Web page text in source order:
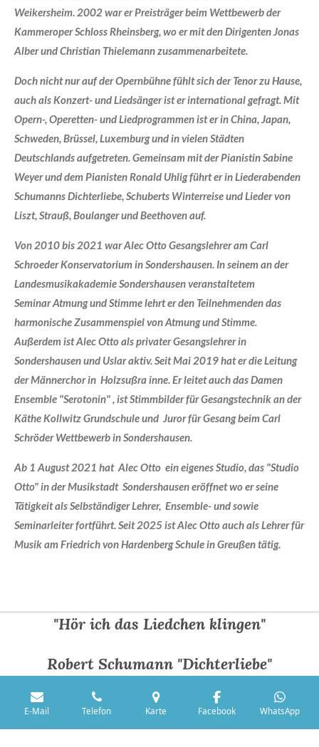
Weikersheim. 2002 war er Preisträger beim Wettbewerb der
Kammeroper Schloss Rheinsberg, wo er mit den Dirigenten Jonas
Alber und Christian Thielemann zusammenarbeitete.
Doch nicht nur auf der Opernbühne fühlt sich der Tenor zu Hause,
auch als Konzert- und Liedsänger ist er international gefragt. Mit
Opern-, Operetten- und Liedprogrammen ist er in China, Japan,
Schweden, Brüssel, Luxemburg und in vielen Städten
Deutschlands aufgetreten. Gemeinsam mit der Pianistin Sabine
Weyer und dem Pianisten Ronald Uhlig führt er in Liederabenden
Schumanns Dichterliebe, Schuberts Winterreise und Lieder von
Liszt, Strauß, Boulanger und Beethoven auf.
Von 2010 bis 2021 war Alec Otto Gesangslehrer am Carl
Schroeder Konservatorium in Sondershausen. In seinem an der
Landesmusikakademie Sondershausen veranstaltetem
Seminar Atmung und Stimme lehrt er den Teilnehmenden das
harmonische Zusammenspiel von Atmung und Stimme.
Außerdem ist Alec Otto als privater Gesangslehrer in
Sondershausen und Uslar aktiv. Seit Mai 2019 hat er die Leitung
der Männerchor in Holzsußra inne. Er leitet auch das Damen
Ensemble "Serotonin" , ist Stimmbilder für Gesangstechnik an der
Käthe Kollwitz Grundschule und Juror für Gesang beim Carl
Schröder Wettbewerb in Sondershausen.
Ab 1 August 2021 hat Alec Otto ein eigenes Studio, das "Studio
Otto" in der Musikstadt Sondershausen eröffnet wo er seine
Tätigkeit als Selbständiger Lehrer, Ensemble- und sowie
Seminarleiter fortführt. Seit 2025 ist Alec Otto auch als Lehrer für
Musik am Friedrich von Hardenberg Schule in Greußen tätig.
"Hör ich das Liedchen klingen"
Robert Schumann "Dichterliebe"
E-Mail Telefon Karte Facebook WhatsApp